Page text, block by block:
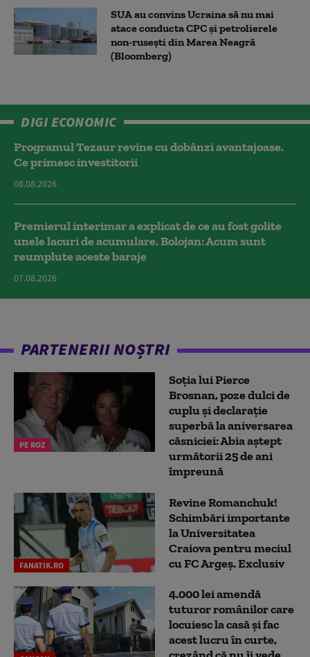
SUA au convins Ucraina să nu mai
atace conducta CPC şi petrolierele
non-ruseşti din Marea Neagră
(Bloomberg)
DIGI ECONOMIC
Programul Tezaur revine cu dobânzi avantajoase.
Ce primesc investitorii
08.08.2026
Premierul interimar a explicat de ce au fost golite
unele lacuri de acumulare. Bolojan: Acum sunt
reumplute aceste baraje
07.08.2026
PARTENERII NOȘTRI
PE ROZ
Soția lui Pierce
Brosnan, poze dulci de
cuplu și declarație
superbă la aniversarea
căsniciei: Abia aștept
următorii 25 de ani
împreună
FANATIK.RO
Revine Romanchuk!
Schimbări importante
la Universitatea
Craiova pentru meciul
cu FC Argeş. Exclusiv
4.000 lei amendă
tuturor românilor care
locuiesc la casă și fac
acest lucru în curte,